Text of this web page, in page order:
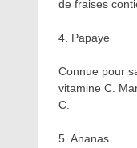
de fraises
4. Papaye
Connue pour
vitamine C.
C.
5. Ananas